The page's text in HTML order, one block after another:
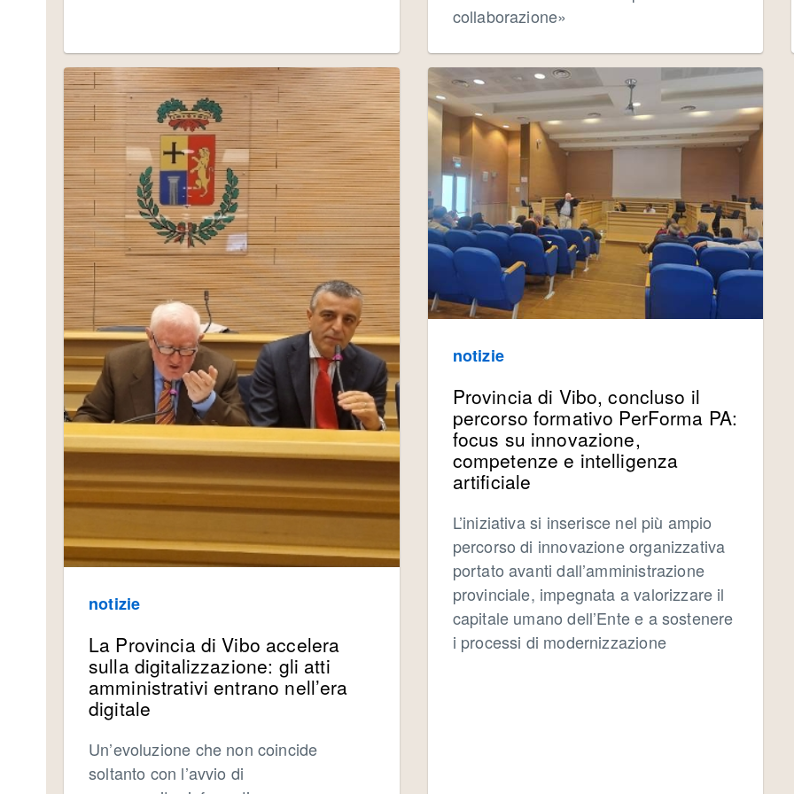
collaborazione»
notizie
La Provincia di Vibo accelera
sulla digitalizzazione: gli atti
amministrativi entrano nell’era
digitale
Un’evoluzione che non coincide
soltanto con l’avvio di
notizie
Provincia di Vibo, concluso il
percorso formativo PerForma PA:
focus su innovazione,
competenze e intelligenza
artificiale
L’iniziativa si inserisce nel più ampio
percorso di innovazione organizzativa
portato avanti dall’amministrazione
provinciale, impegnata a valorizzare il
capitale umano dell’Ente e a sostenere
i processi di modernizzazione